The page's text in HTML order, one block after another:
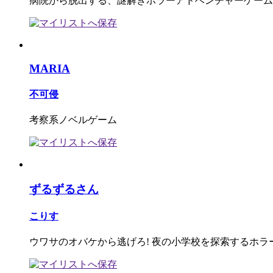
MARIA
不可侵
考察系ノベルゲーム
ずるずるさん
こりす
ウワサのオバケから逃げろ! 夜の小学校を探索するホラ